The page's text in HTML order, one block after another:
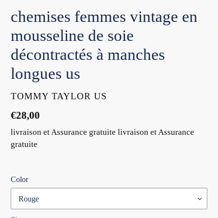
chemises femmes vintage en
mousseline de soie
décontractés à manches
longues us
DISTRIBUTEUR
TOMMY TAYLOR US
Prix
normal
€28,00
livraison et Assurance gratuite livraison et Assurance
gratuite
Color